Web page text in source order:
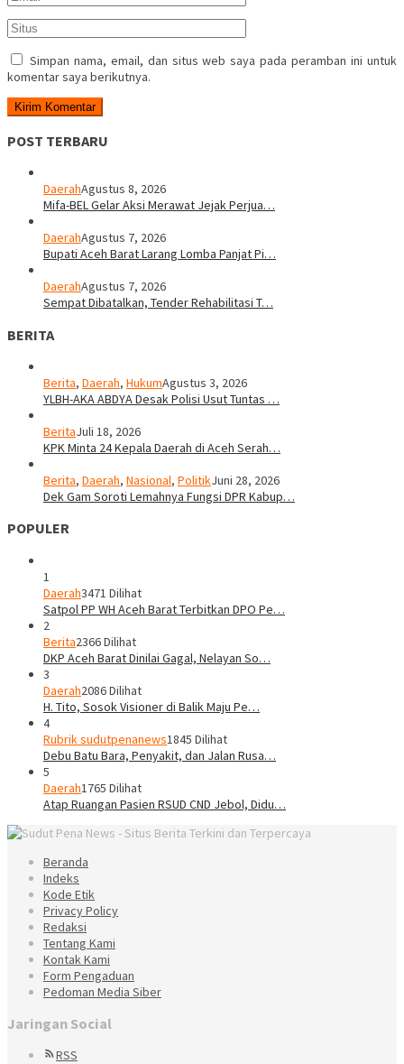
Simpan nama, email, dan situs web saya pada peramban ini untuk
komentar saya berikutnya.
POST TERBARU
DaerahAgustus 8, 2026
Mifa-BEL Gelar Aksi Merawat Jejak Perjua…
DaerahAgustus 7, 2026
Bupati Aceh Barat Larang Lomba Panjat Pi…
DaerahAgustus 7, 2026
Sempat Dibatalkan, Tender Rehabilitasi T…
BERITA
Berita, Daerah, HukumAgustus 3, 2026
YLBH-AKA ABDYA Desak Polisi Usut Tuntas …
BeritaJuli 18, 2026
KPK Minta 24 Kepala Daerah di Aceh Serah…
Berita, Daerah, Nasional, PolitikJuni 28, 2026
Dek Gam Soroti Lemahnya Fungsi DPR Kabup…
POPULER
1
Daerah3471 Dilihat
Satpol PP WH Aceh Barat Terbitkan DPO Pe…
2
Berita2366 Dilihat
DKP Aceh Barat Dinilai Gagal, Nelayan So…
3
Daerah2086 Dilihat
H. Tito, Sosok Visioner di Balik Maju Pe…
4
Rubrik sudutpenanews1845 Dilihat
Debu Batu Bara, Penyakit, dan Jalan Rusa…
5
Daerah1765 Dilihat
Atap Ruangan Pasien RSUD CND Jebol, Didu…
Beranda
Indeks
Kode Etik
Privacy Policy
Redaksi
Tentang Kami
Kontak Kami
Form Pengaduan
Pedoman Media Siber
Jaringan Social
RSS